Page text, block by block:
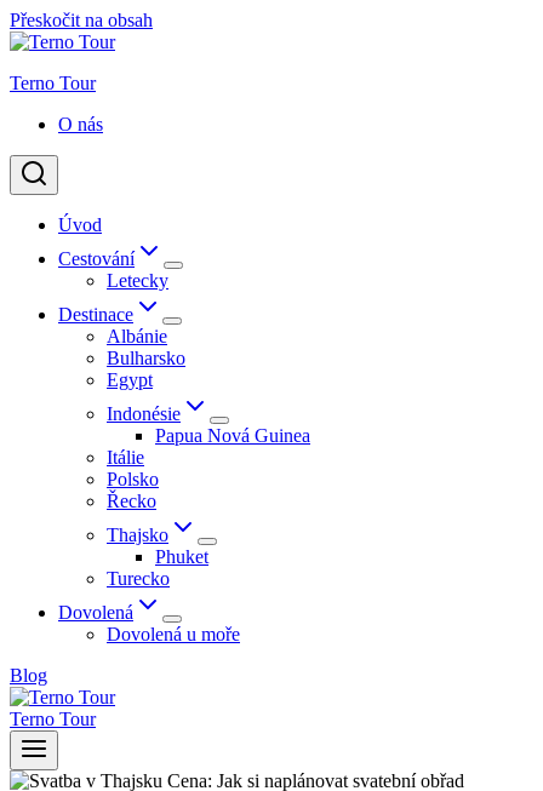
Přeskočit na obsah
Terno Tour
O nás
Úvod
Cestování
Letecky
Destinace
Albánie
Bulharsko
Egypt
Indonésie
Papua Nová Guinea
Itálie
Polsko
Řecko
Thajsko
Phuket
Turecko
Dovolená
Dovolená u moře
Blog
Terno Tour